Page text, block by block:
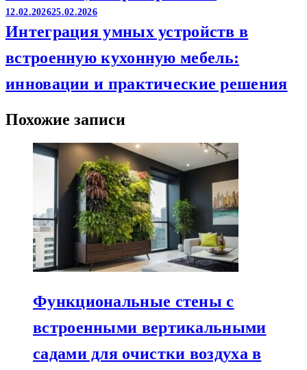
12.02.202625.02.2026
Интеграция умных устройств в
встроенную кухонную мебель:
инновации и практические решения
Похожие записи
Функциональные стены с
встроенными вертикальными
садами для очистки воздуха в